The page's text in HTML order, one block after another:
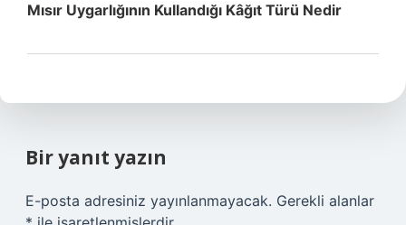
Mısır Uygarlığının Kullandığı Kâğıt Türü Nedir
Bir yanıt yazın
E-posta adresiniz yayınlanmayacak. Gerekli alanlar